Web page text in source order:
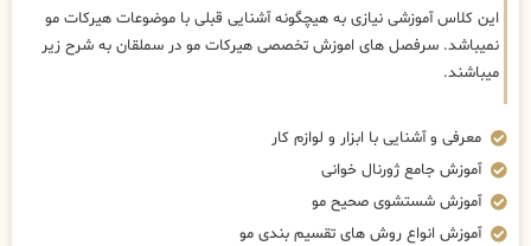
این کلاس آموزشی نیازی به هیچگونه آشنایی قبلی با موضوعات هیرکات مو
نمیباشد. سرفصل های اموزش تخصصی هیرکات مو در سملقان به شرح زیر
میباشند.
معرفی و آشنایی با ابزار و لوازم کار
آموزش جامع ژورنال خوانی
آموزش شستشوی صحیح مو
آموزش انواع روش های تقسیم بندی مو